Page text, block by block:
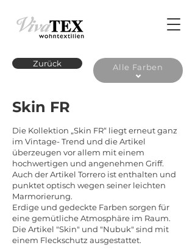
Zurück Alle Farben
Skin FR
Die Kollektion „Skin FR“ liegt erneut ganz
im Vintage- Trend und die Artikel
überzeugen vor allem mit einem
hochwertigen und angenehmen Griff.
Auch der Artikel Torrero ist enthalten und
punktet optisch wegen seiner leichten
Marmorierung.
Erdige und gedeckte Farben sorgen für
eine gemütliche Atmosphäre im Raum.
Die Artikel "Skin" und "Nubuk" sind mit
einem Fleckschutz ausgestattet.